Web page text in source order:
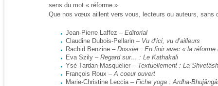
sens du mot « réforme ».
Que nos vœux aillent vers vous, lecteurs ou auteurs, sans
Jean-Pierre Laffez – Editorial
Claudine Dubois-Pellarin – Vu d’ici, vu d’ailleurs
Rachid Benzine – Dossier : En finir avec « la
Eva Szily – Regard sur… : Le Kathakali
Ysé Tardan-Masquelier – Textuellement : La
François Roux –A coeur ouvert
Marie-Christine Leccia – Fiche yoga : Ardha-